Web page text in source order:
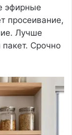
эфирные
просеивание,
Лучше
Срочно